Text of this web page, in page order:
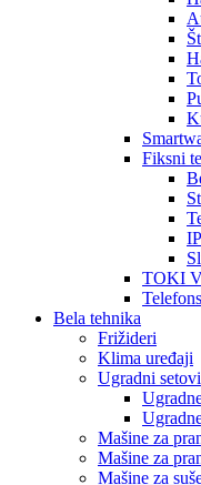
Fiksni
TOKI
Bela tehnika
Frižideri
Klima uređaji
Ugradni setovi
Mašine za
Mašine za
Mašine za